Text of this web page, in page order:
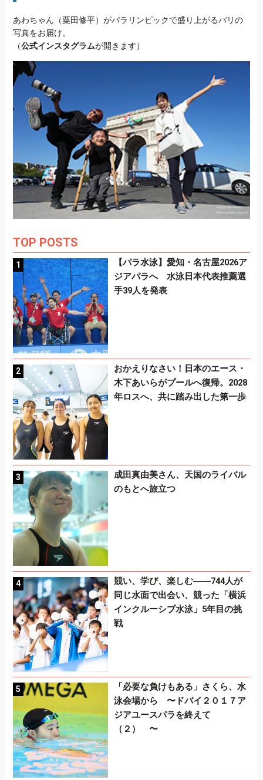
あわちゃん（粟田修平）がパラリンピックで盛り上がるパリの
写真をお届け。
（公式インスタグラムが開きます）
TOP POSTS
【パラ水泳】愛知・名古屋2026ア
ジアパラへ 水泳日本代表推薦選
手39人を発表
おかえりなさい！日本のエース・
木下あいらがプールへ復帰。2028
年ロスへ、共に踏み出した第一歩
成田真由美さん、天国のライバル
のもとへ旅立つ
競い、学び、楽しむ――744人が
同じ水面で出会い、競った「横浜
インクルーシブ水泳」5年目の挑
戦
「必要な負けもある」さくら、水
泳会場から 〜ドバイ２０１７ア
ジアユースパラを終えて
（２） 〜